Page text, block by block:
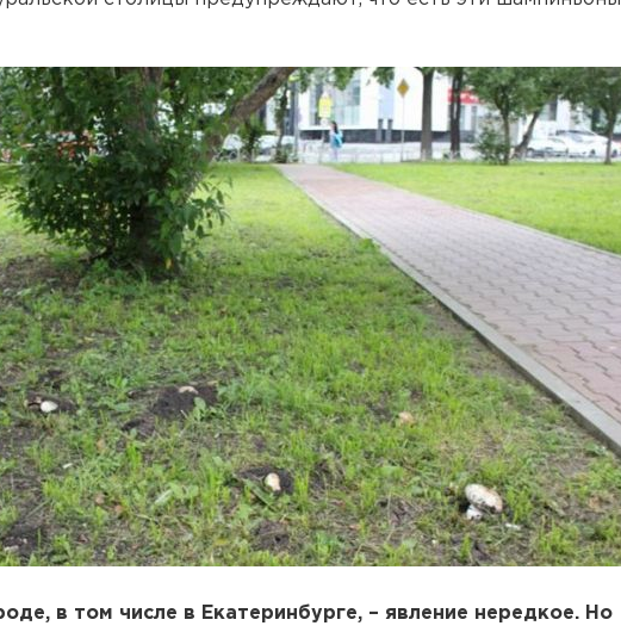
в том числе в Екатеринбурге, – явление нередкое. Но